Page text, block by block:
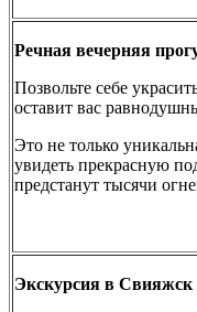
Речная вечерняя
Позвольте себе
оставит вас
Это не только
увидеть прекрасную
предстанут тысячи
Экскурсия в Свияжск